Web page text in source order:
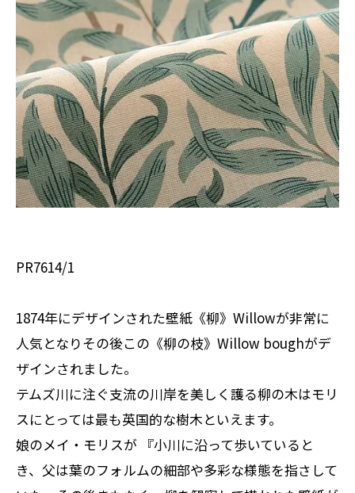
PR7614/1
1874年にデザインされた壁紙《柳》Willowが非常に
人気となりその後この《柳の枝》Willow boughがデ
ザインされました。
テムズ川に注ぐ支流の川岸を美しく護る柳の木はモリ
スにとっては最も英国的な樹木といえます。
娘のメイ・モリスが 『小川に沿って歩いていると
き、父は葉のフォルムの細部や多彩な様態を指さして